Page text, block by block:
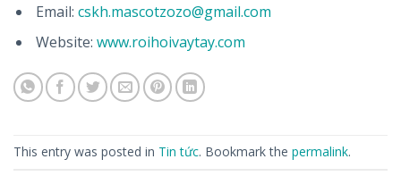
Email: cskh.mascotzozo@gmail.com
Website: www.roihoivaytay.com
This entry was posted in Tin tức. Bookmark the permalink.